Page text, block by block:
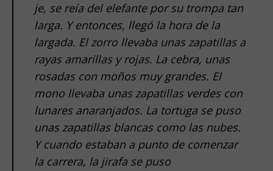
je, se reía del elefante por su trompa tan
larga. Y entonces, llegó la hora de la
largada. El zorro llevaba unas zapatillas a
rayas amarillas y rojas. La cebra, unas
rosadas con moños muy grandes. El
mono llevaba unas zapatillas verdes con
lunares anaranjados. La tortuga se puso
unas zapatillas blancas como las nubes.
Y cuando estaban a punto de comenzar
la carrera, la jirafa se puso